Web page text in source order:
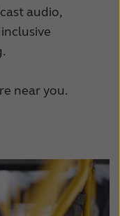
audio,
near you.